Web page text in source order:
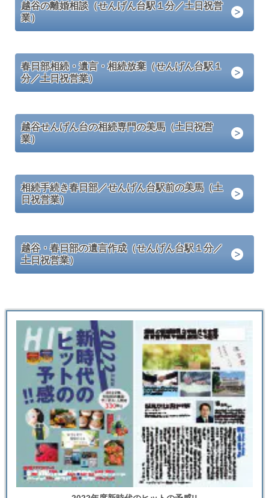
越谷の離婚相談（せんげん台駅１分／土日祝営
業）
春日部相続・遺言・相続放棄（せんげん台駅１
分／土日祝営業）
越谷せんげん台の相続専門の美馬（土日祝営
業）
相続手続き春日部／せんげん台駅前の美馬（土
日祝営業）
越谷・春日部の遺言作成（せんげん台駅１分／
土日祝営業）